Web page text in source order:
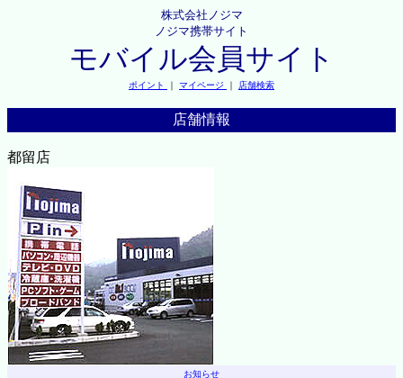
株式会社ノジマ
ノジマ携帯サイト
モバイル会員サイト
ポイント ｜ マイページ ｜ 店舗検索
店舗情報
都留店
お知らせ